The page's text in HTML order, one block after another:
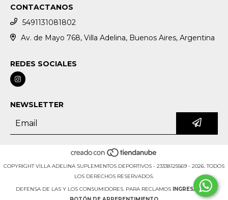
CONTACTANOS
5491131081802
Av. de Mayo 768, Villa Adelina, Buenos Aires, Argentina
REDES SOCIALES
NEWSLETTER
COPYRIGHT VILLA ADELINA SUPLEMENTOS DEPORTIVOS - 23338125569 - 2026. TODOS
LOS DERECHOS RESERVADOS.
DEFENSA DE LAS Y LOS CONSUMIDORES. PARA RECLAMOS INGRESÁ ACÁ.